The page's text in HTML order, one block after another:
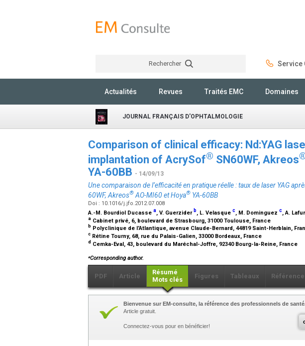
Rechercher Service
Actualités Revues Traités EMC Domaines
JOURNAL FRANÇAIS D'OPHTALMOLOGIE
Comparison of clinical efficacy: Nd:YAG
implantation of AcrySof® SN60WF, Akreos
YA-60BB - 14/09/13
Une comparaison de l’efficacité en pratique réelle : taux de laser YAG
60WF, Akreos® AO-MI60 et Hoya® YA-60BB
Doi : 10.1016/j.jfo.2012.07.008
A.-M. Bourdiol Ducasse a, V. Guerzider b, L. Velasque c, M. Dominguez c, A.
a Cabinet privé, 6, boulevard de Strasbourg, 31000 Toulouse, France
b Polyclinique de l’Atlantique, avenue Claude-Bernard, 44819 Saint-Herblain,
c Rétine Tourny, 68, rue du Palais-Galien, 33000 Bordeaux, France
d Cemka-Eval, 43, boulevard du Maréchal-Joffre, 92340 Bourg-la-Reine, France
⁎Corresponding author.
PDF Article
Résumé
Mots clés
Figures Tableaux
Bienvenue sur EM-consulte, la référence des professionnels de
Article gratuit.
Connectez-vous pour en bénéficier!